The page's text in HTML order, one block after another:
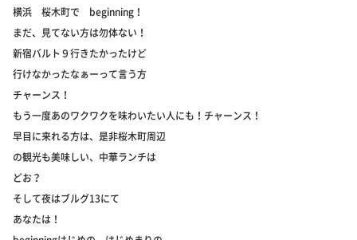
横浜 桜木町で beginning！
まだ、見てない方は勿体ない！
新宿バルト９行きたかったけど
行けなかったなぁーって言う方
チャーンス！
もう一度あのワクワクを味わいたい人にも！チャーンス！
早目に来れる方は、是非桜木町周辺
の観光も美味しい、中華ランチは
どお？
そして夜はブルグ13にて
あなたは！